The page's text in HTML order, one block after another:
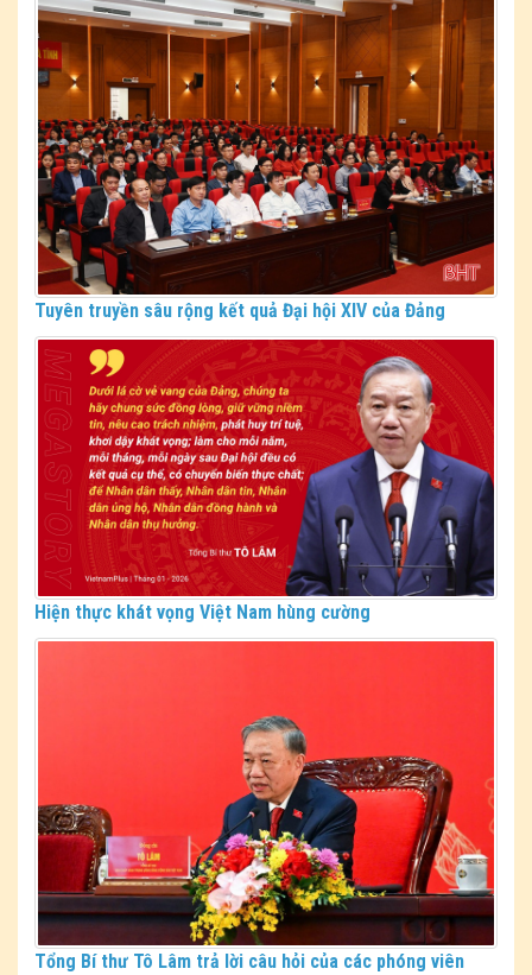
Tuyên truyền sâu rộng kết quả Đại hội XIV của Đảng
Hiện thực khát vọng Việt Nam hùng cường
Tổng Bí thư Tô Lâm trả lời câu hỏi của các phóng viên